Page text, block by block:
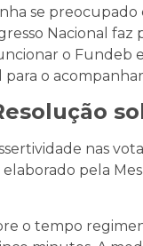
se
Nacional
o Fundeb
o
nas
elaborado pela
o tempo